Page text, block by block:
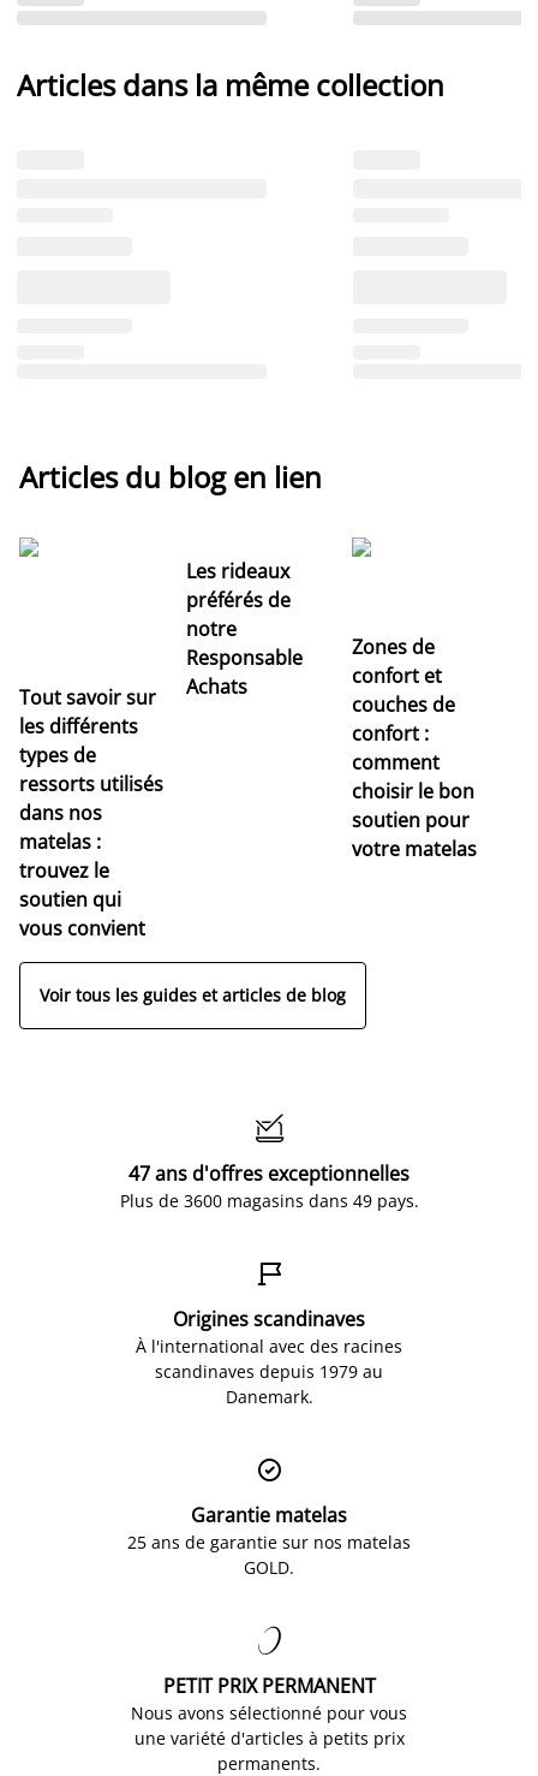
Articles dans la même collection
Articles du blog en lien
Tout savoir sur
les différents
types de
ressorts utilisés
dans nos
matelas :
trouvez le
soutien qui
vous convient
Les rideaux
préférés de
notre
Responsable
Achats
Zones de
confort et
couches de
confort :
comment
choisir le bon
soutien pour
votre matelas
Voir tous les guides et articles de blog

47 ans d'offres exceptionnelles
Plus de 3600 magasins dans 49 pays.

Origines scandinaves
À l'international avec des racines
scandinaves depuis 1979 au
Danemark.

Garantie matelas
25 ans de garantie sur nos matelas
GOLD.

PETIT PRIX PERMANENT
Nous avons sélectionné pour vous
une variété d'articles à petits prix
permanents.